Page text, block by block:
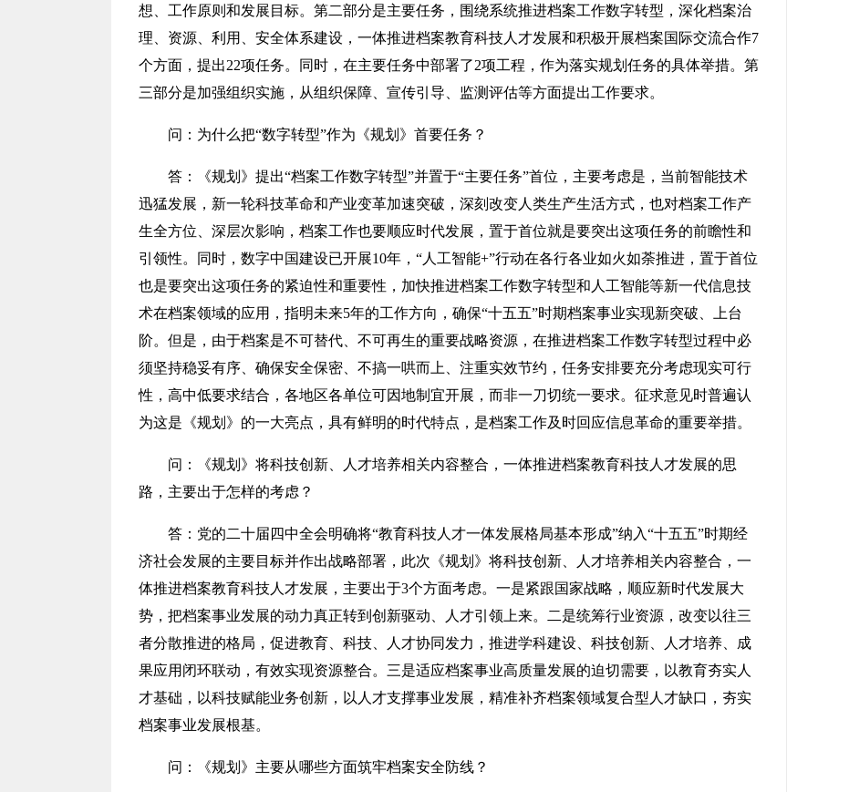
想、工作原则和发展目标。第二部分是主要任务，围绕系统推进档案工作数字转型，深化档案治
理、资源、利用、安全体系建设，一体推进档案教育科技人才发展和积极开展档案国际交流合作7
个方面，提出22项任务。同时，在主要任务中部署了2项工程，作为落实规划任务的具体举措。第
三部分是加强组织实施，从组织保障、宣传引导、监测评估等方面提出工作要求。
问： 为什么把“数字转型”作为《规划》首要任务？
答：
《规划》提出“档案工作数字转型”并置于“主要任务”首位，主要考虑是，当前智能技术
迅猛发展，新一轮科技革命和产业变革加速突破，深刻改变人类生产生活方式，也对档案工作产
生全方位、深层次影响，档案工作也要顺应时代发展，置于首位就是要突出这项任务的前瞻性和
引领性。同时，数字中国建设已开展10年，“人工智能+”行动在各行各业如火如荼推进，置于首位
也是要突出这项任务的紧迫性和重要性，加快推进档案工作数字转型和人工智能等新一代信息技
术在档案领域的应用，指明未来5年的工作方向，确保“十五五”时期档案事业实现新突破、上台
阶。但是，由于档案是不可替代、不可再生的重要战略资源，在推进档案工作数字转型过程中必
须坚持稳妥有序、确保安全保密、不搞一哄而上、注重实效节约，任务安排要充分考虑现实可行
性，高中低要求结合，各地区各单位可因地制宜开展，而非一刀切统一要求。征求意见时普遍认
为这是《规划》的一大亮点，具有鲜明的时代特点，是档案工作及时回应信息革命的重要举措。
问：
《规划》将科技创新、人才培养相关内容整合，一体推进档案教育科技人才发展的思
路，主要出于怎样的考虑？
答： 党的二十届四中全会明确将“教育科技人才一体发展格局基本形成”纳入“十五五”时期经
济社会发展的主要目标并作出战略部署，此次《规划》将科技创新、人才培养相关内容整合，一
体推进档案教育科技人才发展，主要出于3个方面考虑。一是紧跟国家战略，顺应新时代发展大
势，把档案事业发展的动力真正转到创新驱动、人才引领上来。二是统筹行业资源，改变以往三
者分散推进的格局，促进教育、科技、人才协同发力，推进学科建设、科技创新、人才培养、成
果应用闭环联动，有效实现资源整合。三是适应档案事业高质量发展的迫切需要，以教育夯实人
才基础，以科技赋能业务创新，以人才支撑事业发展，精准补齐档案领域复合型人才缺口，夯实
档案事业发展根基。
问： 《规划》主要从哪些方面筑牢档案安全防线？